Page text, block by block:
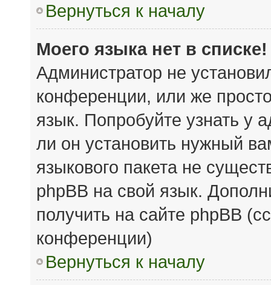
Вернуться к началу
Моего языка нет в списке!
Администратор не
конференции, или же
язык. Попробуйте узнать у
ли он установить нужный
языкового пакета не
phpBB на свой язык.
получить на сайте phpBB
конференции)
Вернуться к началу